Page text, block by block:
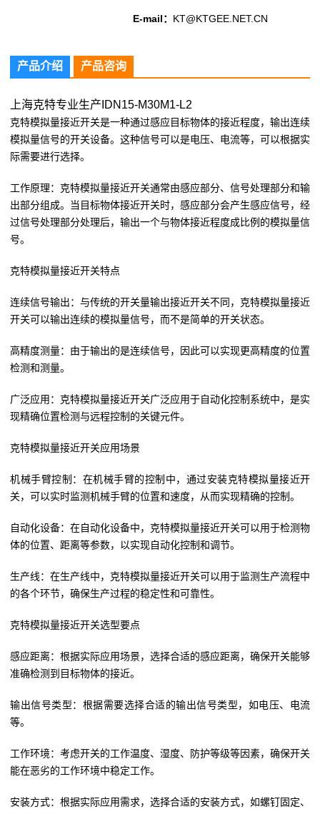
E-mail： KT@KTGEE.NET.CN
产品介绍 产品咨询
上海克特专业生产IDN15-M30M1-L2
克特模拟量接近开关是一种通过感应目标物体的接近程度，输出连续
模拟量信号的开关设备。这种信号可以是电压、电流等，可以根据实
际需要进行选择。
工作原理：克特模拟量接近开关通常由感应部分、信号处理部分和输
出部分组成。当目标物体接近开关时，感应部分会产生感应信号，经
过信号处理部分处理后，输出一个与物体接近程度成比例的模拟量信
号。
克特模拟量接近开关特点
连续信号输出：与传统的开关量输出接近开关不同，克特模拟量接近
开关可以输出连续的模拟量信号，而不是简单的开关状态。
高精度测量：由于输出的是连续信号，因此可以实现更高精度的位置
检测和测量。
广泛应用：克特模拟量接近开关广泛应用于自动化控制系统中，是实
现精确位置检测与远程控制的关键元件。
克特模拟量接近开关应用场景
机械手臂控制：在机械手臂的控制中，通过安装克特模拟量接近开
关，可以实时监测机械手臂的位置和速度，从而实现精确的控制。
自动化设备：在自动化设备中，克特模拟量接近开关可以用于检测物
体的位置、距离等参数，以实现自动化控制和调节。
生产线：在生产线中，克特模拟量接近开关可以用于监测生产流程中
的各个环节，确保生产过程的稳定性和可靠性。
克特模拟量接近开关选型要点
感应距离：根据实际应用场景，选择合适的感应距离，确保开关能够
准确检测到目标物体的接近。
输出信号类型：根据需要选择合适的输出信号类型，如电压、电流
等。
工作环境：考虑开关的工作温度、湿度、防护等级等因素，确保开关
能在恶劣的工作环境中稳定工作。
安装方式：根据实际应用需求，选择合适的安装方式，如螺钉固定、